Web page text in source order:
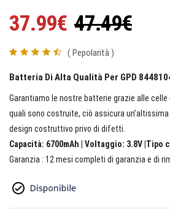
37.99€ 47.49€
( Pepolarità )
Batteria Di Alta Qualità Per GPD
Garantiamo le nostre batterie grazie alle
quali sono costruite, ciò assicura
design costruttivo privo di difetti.
Capacità: 6700mAh | Voltaggio: 3.8V |Tipo
Garanzia : 12 mesi completi di garanzia e di